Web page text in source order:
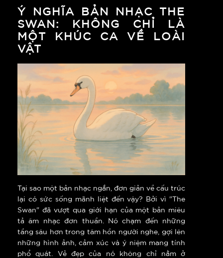
Ý NGHĨA BẢN NHẠC THE
SWAN: KHÔNG CHỈ LÀ
MỘT KHÚC CA VỀ LOÀI
VẬT
Tại sao một bản nhạc ngắn, đơn giản về cấu trúc
lại có sức sống mãnh liệt đến vậy? Bởi vì "The
Swan" đã vượt qua giới hạn của một bản miêu
tả âm nhạc đơn thuần. Nó chạm đến những
tầng sâu hơn trong tâm hồn người nghe, gợi lên
những hình ảnh, cảm xúc và ý niệm mang tính
phổ quát. Vẻ đẹp của nó không chỉ nằm ở